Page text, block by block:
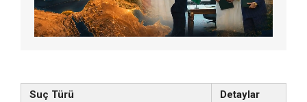
Suç Türü
Detaylar